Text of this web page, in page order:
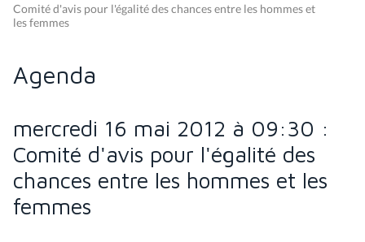
Comité d'avis pour l'égalité des chances entre les hommes et
les femmes
Agenda
mercredi 16 mai 2012 à 09:30 :
Comité d'avis pour l'égalité des
chances entre les hommes et les
femmes